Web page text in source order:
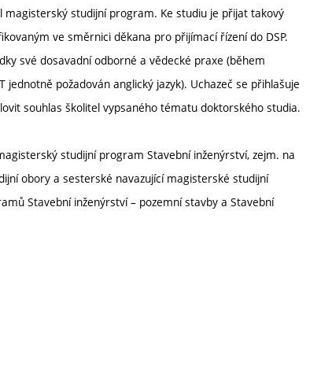
magisterský studijní program. Ke studiu je přijat takový
ve směrnici děkana pro přijímací řízení do DSP.
své dosavadní odborné a vědecké praxe (během
požadován anglický jazyk). Uchazeč se přihlašuje
souhlas školitel vypsaného tématu doktorského studia.
studijní program Stavební inženýrství, zejm. na
obory a sesterské navazující magisterské studijní
Stavební inženýrství – pozemní stavby a Stavební